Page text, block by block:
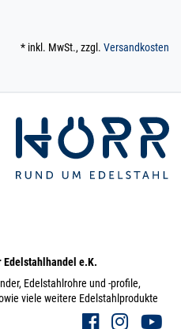
* inkl. MwSt., zzgl. Versandkosten
Edelstahlhandel e.K.
Edelstahlrohre und -profile,
viele weitere Edelstahlprodukte